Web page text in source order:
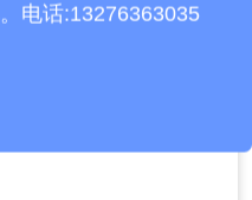
电话:13276363035